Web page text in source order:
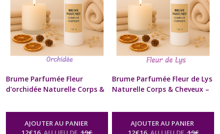
Brume Parfumée Fleur
d'orchidée Naturelle Corps &
Diffuseur – Homme & Femme
– Bien-être & Relaxation –
AJOUTER AU PANIER
Brume Parfumée Fleur de Lys
Naturelle Corps & Cheveux –
Femme – Bien-être &
Relaxation – Cadeau
AJOUTER AU PANIER